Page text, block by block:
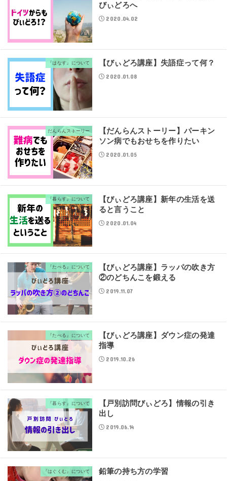
びぃどろへ
2020.04.02
『はなす』について 【びぃどろ講座】失語症って何？
2020.01.08
だんらんストーリー
【だんらんストーリー】パーキン
ソン病でもおせちを作りたい
2020.01.05
『暮らす』について
【びぃどろ講座】新年の生活を送
ると言うこと
2020.01.04
『たべる』について
【びぃどろ講座】ラッパの吹き方
②のどちんこを鍛える
2019.11.07
『たべる』について
【びぃどろ講座】ダウン症の発達
指導
2019.10.26
『暮らす』について
【戸別訪問びぃどろ】情報の引き
出し
2019.06.14
『はぐくむ』について 鉛筆の持ち方の学習